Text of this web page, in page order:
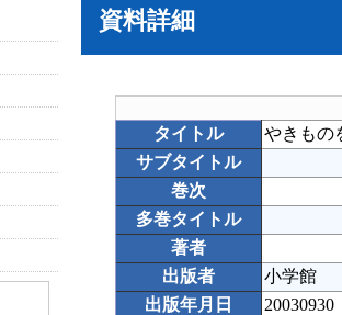
資料詳細
タイトル
やきも
サブタイトル
巻次
多巻タイトル
著者
出版者
小学館
出版年月日
20030930